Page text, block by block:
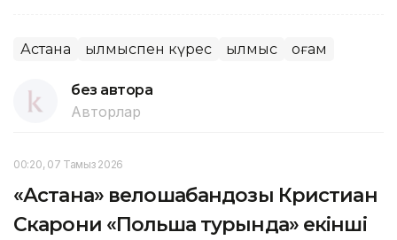
Астана Қылмыспен күрес Қылмыс Қоғам
без автора
Авторлар
00:20, 07 Тамыз 2026
«Астана» велошабандозы Кристиан
Скарони «Польша турында» екінші